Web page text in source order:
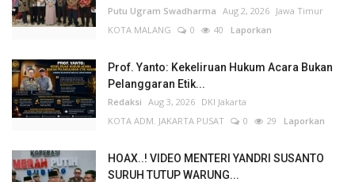
Putu Ugram Swadharma Aug 2, 2026 Jawa Timur
KOTA MALANG
0 40 Laporkan
Prof. Yanto: Kekeliruan Hukum Acara Bukan
Pelanggaran Etik...
Redaksi Aug 3, 2026 DKI Jakarta
KOTA ADM. JAKARTA PUSAT
0 29 Laporkan
HOAX..! VIDEO MENTERI YANDRI SUSANTO
SURUH TUTUP WARUNG...